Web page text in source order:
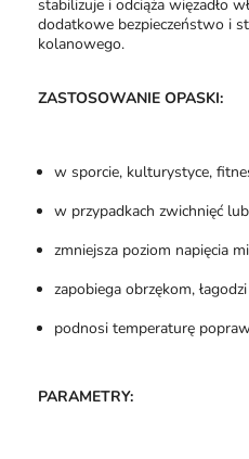
stabilizuje i odciąża więzadło
dodatkowe bezpieczeństwo i
kolanowego.
ZASTOSOWANIE OPASKI:
w sporcie, kulturystyce,
w przypadkach zwichnięć
zmniejsza poziom napięcia
zapobiega obrzękom,
podnosi temperaturę
PARAMETRY: